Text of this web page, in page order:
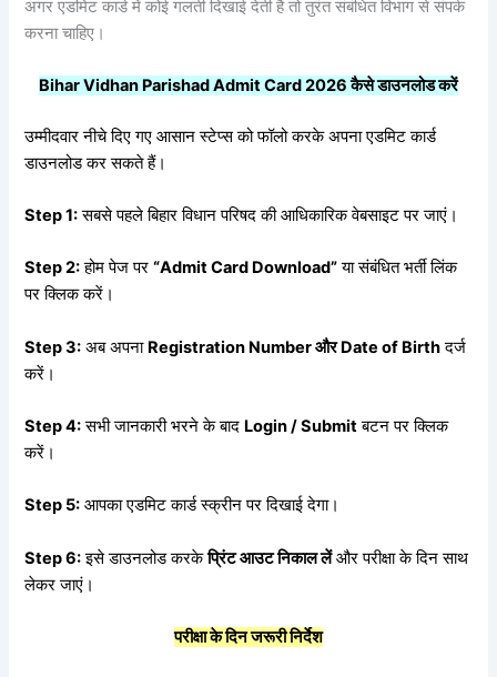
अगर एडमिट कार्ड में कोई गलती दिखाई देती है तो तुरंत संबंधित विभाग से संपर्क
करना चाहिए।
Bihar Vidhan Parishad Admit Card 2026कैसेडाउनलोडकरें
उम्मीदवार नीचे दिए गए आसान स्टेप्स को फॉलो करके अपना एडमिट कार्ड
डाउनलोड कर सकते हैं।
Step 1:सबसे पहले बिहार विधान परिषद की आधिकारिक वेबसाइट पर जाएं।
Step 2:होम पेज पर“Admit Card Download”या संबंधित भर्ती लिंक
पर क्लिक करें।
Step 3: अब अपना Registration Numberऔर Date of Birthदर्ज
करें।
Step 4:सभी जानकारी भरने के बाद Login / Submitबटन पर क्लिक
करें।
Step 5: आपका एडमिट कार्ड स्क्रीन पर दिखाई देगा।
Step 6:इसे डाउनलोड करकेप्रिंटआउटनिकाललेंऔर परीक्षा के दिन साथ
लेकर जाएं।
परीक्षाकेदिनजरूरीनिर्देश